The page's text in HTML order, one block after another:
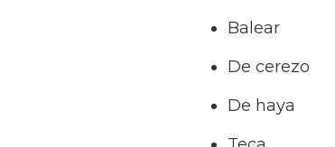
Balear
De cerezo
De haya